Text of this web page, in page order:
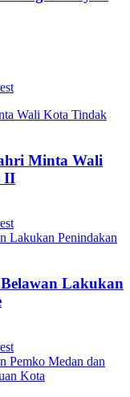
Minta Wali
II
Lakukan